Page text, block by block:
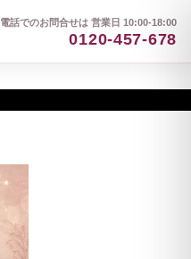
電話でのお問合せは 営業日 10:00-18:00
0120-457-678